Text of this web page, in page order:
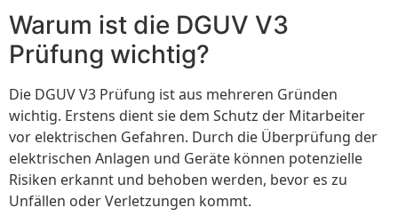
Warum ist die DGUV V3
Prüfung wichtig?
Die DGUV V3 Prüfung ist aus mehreren Gründen
wichtig. Erstens dient sie dem Schutz der Mitarbeiter
vor elektrischen Gefahren. Durch die Überprüfung der
elektrischen Anlagen und Geräte können potenzielle
Risiken erkannt und behoben werden, bevor es zu
Unfällen oder Verletzungen kommt.